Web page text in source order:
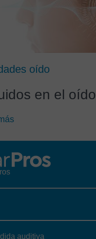
oído
en el oído
auditiva